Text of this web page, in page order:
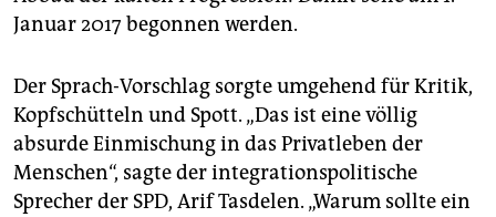
Januar 2017 begonnen werden.
Der Sprach-Vorschlag sorgte umgehend für Kritik,
Kopfschütteln und Spott. „Das ist eine völlig
absurde Einmischung in das Privatleben der
Menschen“, sagte der integrationspolitische
Sprecher der SPD, Arif Tasdelen. „Warum sollte ein